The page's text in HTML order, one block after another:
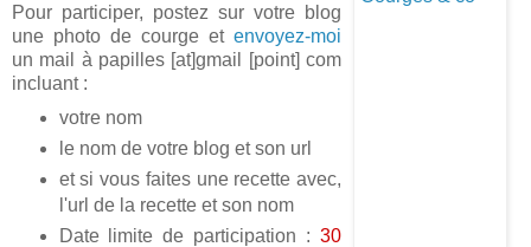
Pour participer, postez sur votre blog
une photo de courge et envoyez-moi
un mail à papilles [at]gmail [point] com
incluant :
votre nom
le nom de votre blog et son url
et si vous faites une recette avec,
l'url de la recette et son nom
Date limite de participation : 30